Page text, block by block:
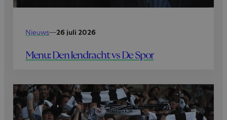
Nieuws—26 juli 2026
Menu: Den Iendracht vs De Spor